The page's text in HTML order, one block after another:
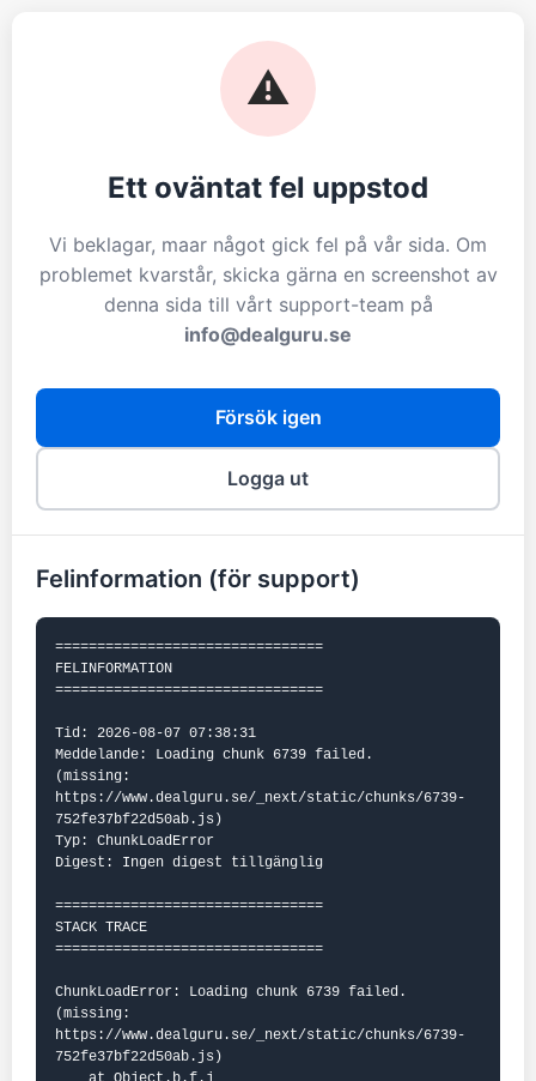
⚠️
Ett oväntat fel uppstod
Vi beklagar, maar något gick fel på vår sida. Om
problemet kvarstår, skicka gärna en screenshot av
denna sida till vårt support-team på
info@dealguru.se
Försök igen
Logga ut
Felinformation (för support)
================================
FELINFORMATION
================================
Tid: 2026-08-07 07:38:31
Meddelande: Loading chunk 6739 failed.
(missing:
https://www.dealguru.se/_next/static/chunks/6739-
752fe37bf22d50ab.js)
Typ: ChunkLoadError
Digest: Ingen digest tillgänglig
================================
STACK TRACE
================================
ChunkLoadError: Loading chunk 6739 failed.
(missing:
https://www.dealguru.se/_next/static/chunks/6739-
752fe37bf22d50ab.js)